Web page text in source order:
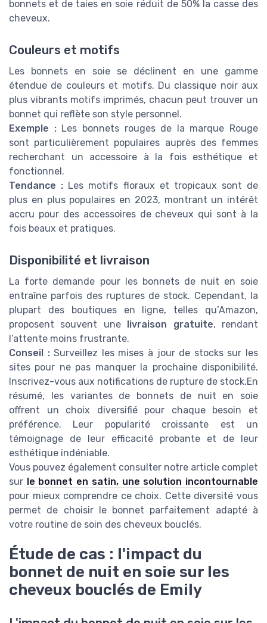
bonnets et de taies en soie réduit de 50% la casse des
cheveux.
Couleurs et motifs
Les bonnets en soie se déclinent en une gamme
étendue de couleurs et motifs. Du classique noir aux
plus vibrants motifs imprimés, chacun peut trouver un
bonnet qui reflète son style personnel.
Exemple :Les bonnets rouges de la marque Rouge
sont particulièrement populaires auprès des femmes
recherchant un accessoire à la fois esthétique et
fonctionnel.
Tendance : Les motifs floraux et tropicaux sont de
plus en plus populaires en 2023, montrant un intérêt
accru pour des accessoires de cheveux qui sont à la
fois beaux et pratiques.
Disponibilité et livraison
La forte demande pour les bonnets de nuit en soie
entraîne parfois des ruptures de stock. Cependant, la
plupart des boutiques en ligne, telles qu’Amazon,
proposent souvent une livraison gratuite, rendant
l’attente moins frustrante.
Conseil :Surveillez les mises à jour de stocks sur les
sites pour ne pas manquer la prochaine disponibilité.
Inscrivez-vous aux notifications de rupture de stock.En
résumé, les variantes de bonnets de nuit en soie
offrent un choix diversifié pour chaque besoin et
préférence. Leur popularité croissante est un
témoignage de leur efficacité probante et de leur
esthétique indéniable.
Vous pouvez également consulter notre article complet
sur le bonnet en satin, une solution incontournable
pour mieux comprendre ce choix. Cette diversité vous
permet de choisir le bonnet parfaitement adapté à
votre routine de soin des cheveux bouclés.
Étude de cas : l'impact du
bonnet de nuit en soie sur les
cheveux bouclés de Emily